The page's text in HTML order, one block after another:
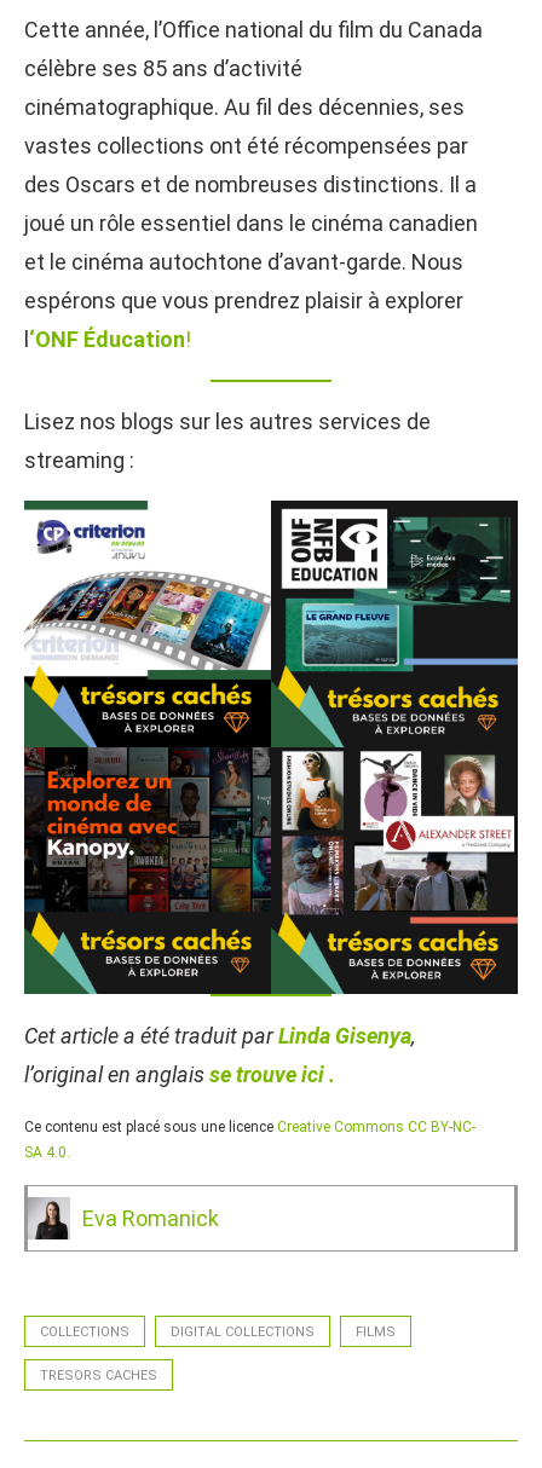
Cette année, l’Office national du film du Canada
célèbre ses 85 ans d’activité
cinématographique. Au fil des décennies, ses
vastes collections ont été récompensées par
des Oscars et de nombreuses distinctions. Il a
joué un rôle essentiel dans le cinéma canadien
et le cinéma autochtone d’avant-garde. Nous
espérons que vous prendrez plaisir à explorer
l‘ONF Éducation!
Lisez nos blogs sur les autres services de
streaming :
Cet article a été traduit parLinda Gisenya,
l’original en anglaisse trouve ici.
Ce contenu est placé sous une licence Creative Commons CC BY-NC-
SA 4.0.
Eva Romanick
COLLECTIONS DIGITAL COLLECTIONS FILMS
TRESORS CACHES